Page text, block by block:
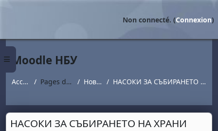
Panneau latéral
Non connecté. (Connexion)
Moodle НБУ
Accueil Pages du site Новини НАСОКИ ЗА СЪБИРАНЕТО НА ХРАНИ
НАСОКИ ЗА СЪБИРАНЕТО НА ХРАНИ